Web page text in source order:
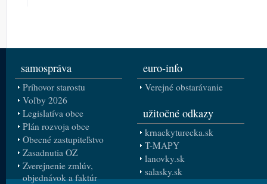
samospráva
Príhovor starostu
Voľby 2026
Legislatíva obce
Plán rozvoja obce
Obecné zastupiteľstvo
Zasadnutia OZ
Zverejnenie zmlúv,
objednávok a faktúr
euro-info
Verejné obstarávanie
užitočné odkazy
krnackyturecka.sk
T-MAPY
lanovky.sk
salasky.sk